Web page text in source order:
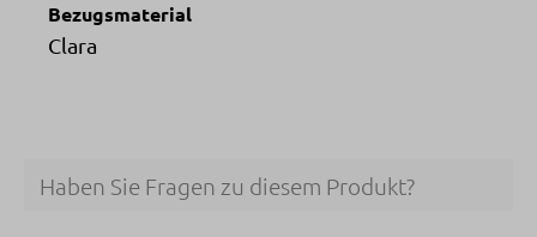
Bezugsmaterial
Clara
Haben Sie Fragen zu diesem Produkt?